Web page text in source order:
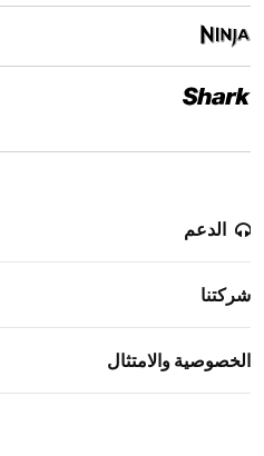
الدعم
معلومات الضمان
الاتصال بنا
شركتنا
الخصوصية والامتثال